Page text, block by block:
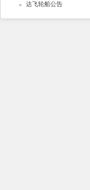
达飞轮船公告